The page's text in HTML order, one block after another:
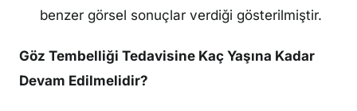
benzer görsel sonuçlar verdiği gösterilmiştir.
Göz Tembelliği Tedavisine Kaç Yaşına Kadar
Devam Edilmelidir?